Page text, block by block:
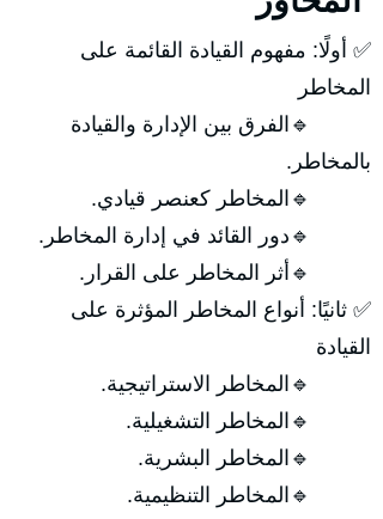
✅ أولًا: مفهوم القيادة القائمة على
المخاطر
🔹الفرق بين الإدارة والقيادة
بالمخاطر.
🔹المخاطر كعنصر قيادي.
🔹دور القائد في إدارة المخاطر.
🔹أثر المخاطر على القرار.
✅ ثانيًا: أنواع المخاطر المؤثرة على
القيادة
🔹المخاطر الاستراتيجية.
🔹المخاطر التشغيلية.
🔹المخاطر البشرية.
🔹المخاطر التنظيمية.